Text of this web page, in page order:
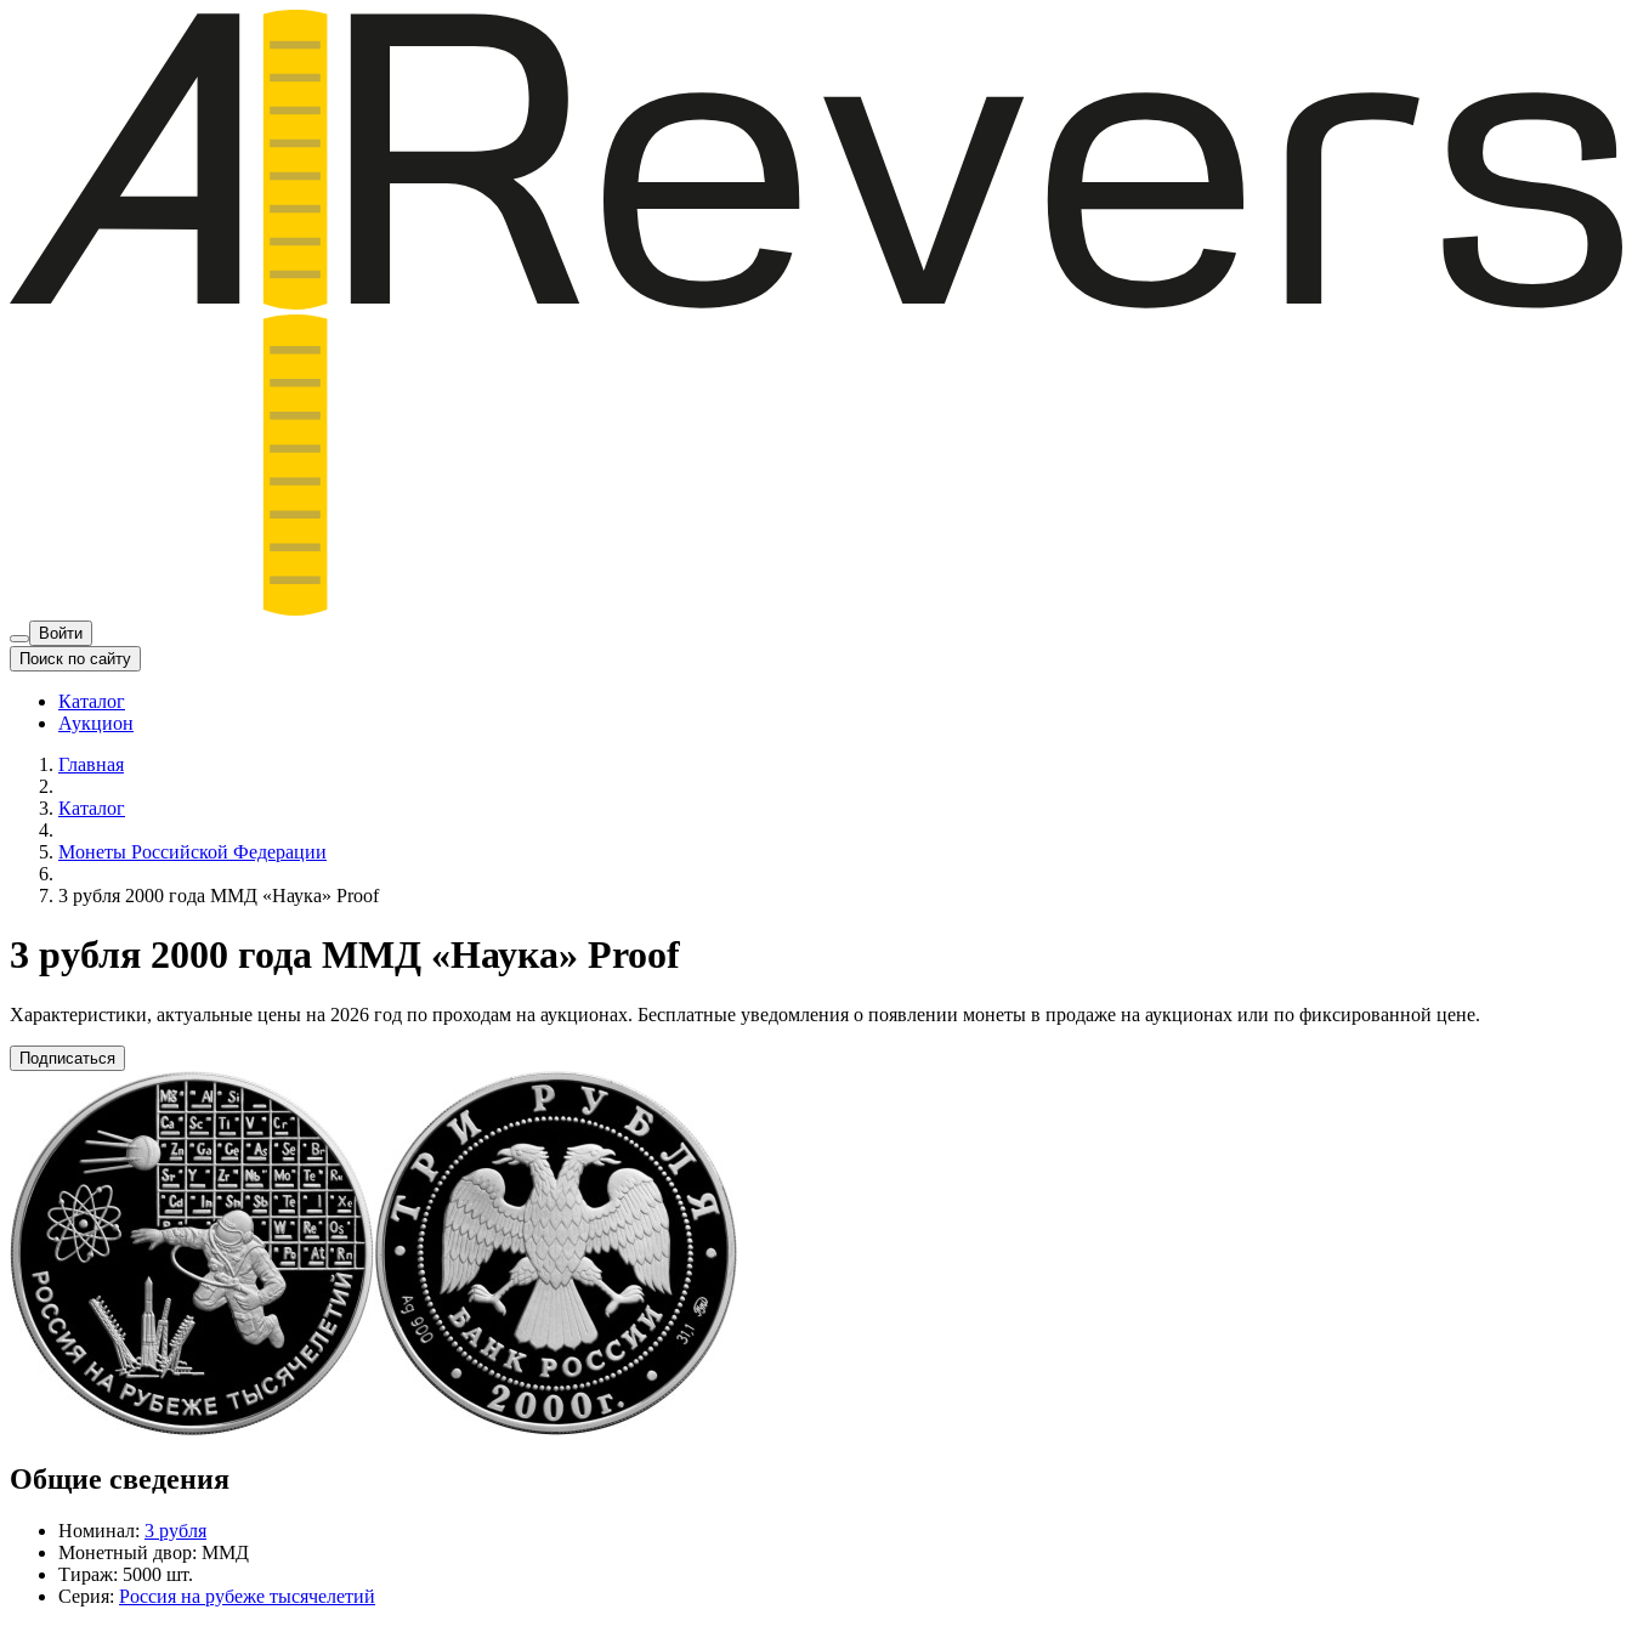
Войти
Поиск по сайту
Каталог
Аукцион
Главная
Каталог
Монеты Российской Федерации
3 рубля 2000 года ММД «Наука» Proof
3 рубля 2000 года ММД «Наука» Proof
Характеристики, актуальные цены на 2026 год по проходам на аукционах. Бесплатные уведомления о появлении монеты в продаже на аукционах или по фиксированной цене.
Подписаться
Общие сведения
Номинал: 3 рубля
Монетный двор: ММД
Тираж: 5000 шт.
Серия: Россия на рубеже тысячелетий